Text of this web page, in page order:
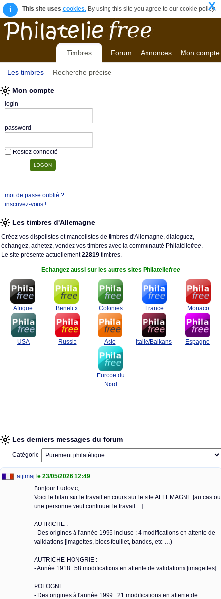
i This site uses cookies.By using this site you agree to our cookie policy.
X
Timbres Forum Annonces Mon compte
Les timbres Recherche précise
Mon compte
login
password
Restez connecté
mot de passe oublié ?
inscrivez-vous !
Les timbres d'Allemagne
Créez vos dispolistes et mancolistes de timbres d'Allemagne, dialoguez,
échangez, achetez, vendez vos timbres avec la communauté Philatéliefree.
Le site présente actuellement22819 timbres.
Echangez aussi sur les autres sites Philateliefree
Afrique Benelux Colonies France Monaco
USA Russie Asie Italie/Balkans Espagne
Europe du
Nord
Les derniers messages du forum
Catégorie
atjtmaj le 23/05/2026 12:49
Bonjour Ludovic,
Voici le bilan sur le travail en cours sur le site ALLEMAGNE [au cas ou
une personne veut continuer le travail ...] :
AUTRICHE :
- Des origines à l'année 1996 incluse : 4 modifications en attente de
validations [imagettes, blocs feuillet, bandes, etc …)
AUTRICHE-HONGRIE :
- Année 1918 : 58 modifications en attente de validations [imagettes]
POLOGNE :
- Des origines à l'année 1999 : 21 modifications en attente de